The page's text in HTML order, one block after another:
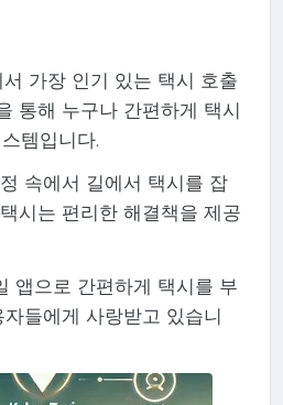
가장 인기 있는 택시 호출
통해 누구나 간편하게 택시
템입니다.
속에서 길에서 택시를 잡
시는 편리한 해결책을 제공
앱으로 간편하게 택시를 부
들에게 사랑받고 있습니